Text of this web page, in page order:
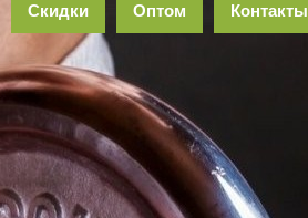
Скидки Оптом Контакты